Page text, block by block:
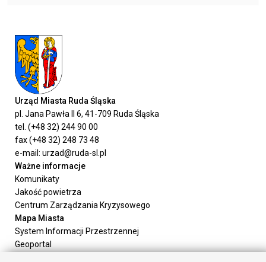
Urząd Miasta Ruda Śląska
pl. Jana Pawła II 6, 41-709 Ruda Śląska
tel. (+48 32) 244 90 00
fax (+48 32) 248 73 48
e-mail: urzad@ruda-sl.pl
Ważne informacje
Komunikaty
Jakość powietrza
Centrum Zarządzania Kryzysowego
Mapa Miasta
System Informacji Przestrzennej
Geoportal